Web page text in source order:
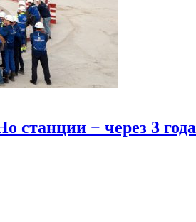
станции − через 3 года